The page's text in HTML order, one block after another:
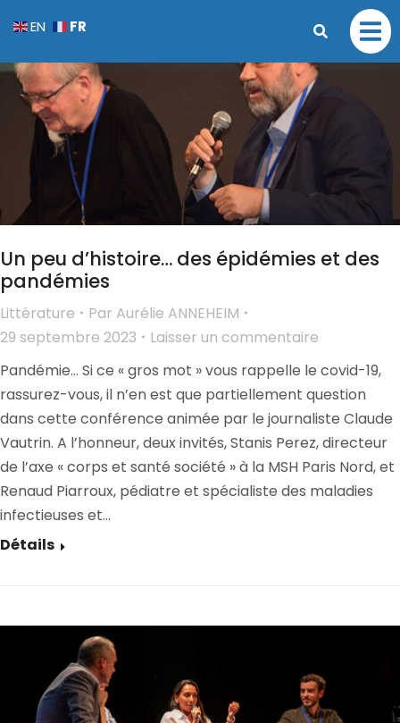
Un peu d’histoire… des épidémies et des
pandémies
Littérature Par Aurélie ANNEHEIM
29 septembre 2023
Laisser un commentaire
Pandémie… Si ce « gros mot » vous rappelle le covid-19,
rassurez-vous, il n’en est que partiellement question
dans cette conférence animée par le journaliste Claude
Vautrin. A l’honneur, deux invités, Stanis Perez, directeur
de l’axe « corps et santé société » à la MSH Paris Nord, et
Renaud Piarroux, pédiatre et spécialiste des maladies
infectieuses et…
Détails
EN FR